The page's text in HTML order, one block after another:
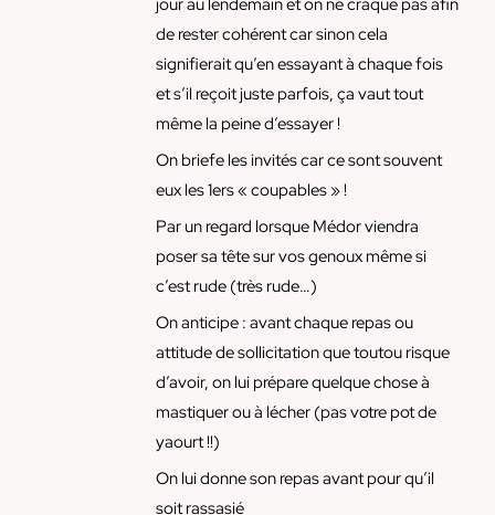
de rester cohérent car sinon cela
signifierait qu’en essayant à chaque fois
et s’il reçoit juste parfois, ça vaut tout
même la peine d’essayer !
On briefe les invités car ce sont souvent
eux les 1ers « coupables » !
Par un regard lorsque Médor viendra
poser sa tête sur vos genoux même si
c’est rude (très rude…)
On anticipe : avant chaque repas ou
attitude de sollicitation que toutou risque
d’avoir, on lui prépare quelque chose à
mastiquer ou à lécher (pas votre pot de
yaourt !!)
On lui donne son repas avant pour qu’il
soit rassasié